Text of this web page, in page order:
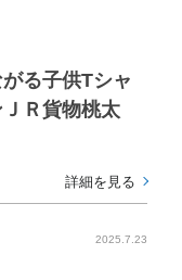
る子供Tシャ
Ｒ貨物桃太
詳細を見る
2025.7.23